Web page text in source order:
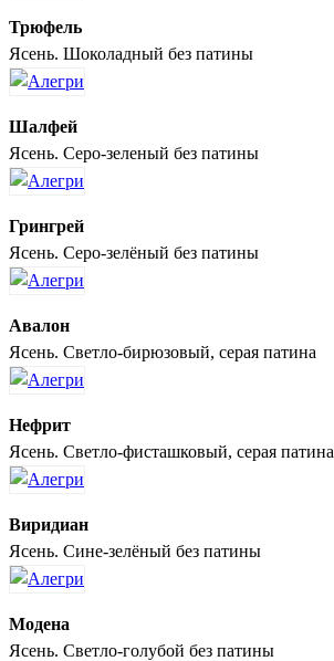
Трюфель
Ясень. Шоколадный без патины
Шалфей
Ясень. Серо-зеленый без патины
Грингрей
Ясень. Серо-зелёный без патины
Авалон
Ясень. Светло-бирюзовый, серая патина
Нефрит
Ясень. Светло-фисташковый, серая патина
Виридиан
Ясень. Сине-зелёный без патины
Модена
Ясень. Светло-голубой без патины